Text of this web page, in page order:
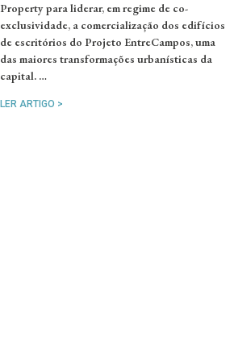
Property para liderar, em regime de co-
exclusividade, a comercialização dos edifícios
de escritórios do Projeto EntreCampos, uma
das maiores transformações urbanísticas da
capital. …
LER ARTIGO >